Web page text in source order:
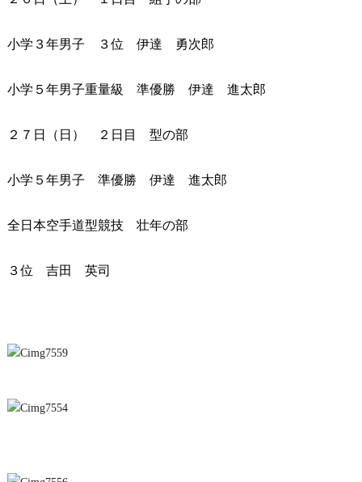
小学３年男子 ３位 伊達 勇次郎
小学５年男子重量級 準優勝 伊達 進太郎
２７日（日） ２日目 型の部
小学５年男子 準優勝 伊達 進太郎
全日本空手道型競技 壮年の部
３位 吉田 英司